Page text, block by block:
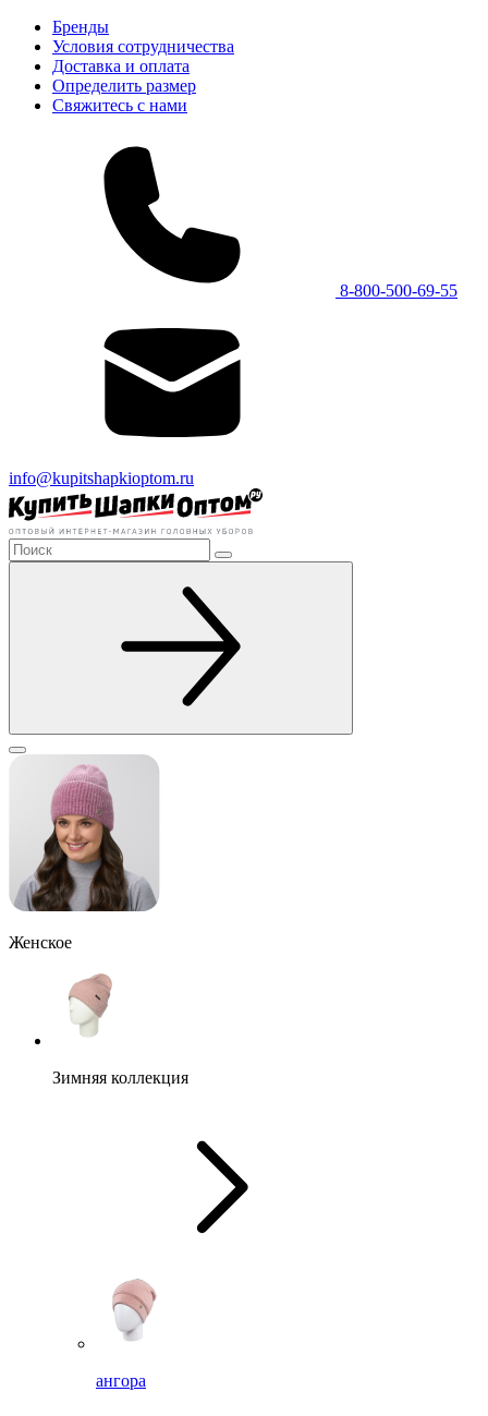
Бренды
Условия сотрудничества
Доставка и оплата
Определить размер
Свяжитесь с нами
8-800-500-69-55
info@kupitshapkioptom.ru
Женское
Зимняя коллекция
ангора